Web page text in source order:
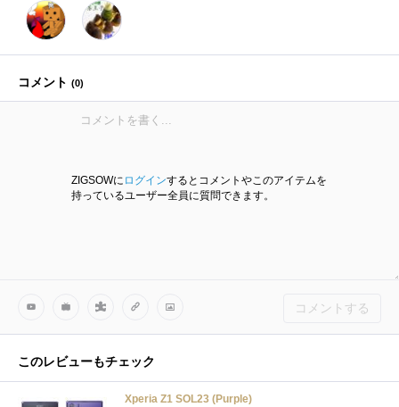
コメント (0)
ZIGSOWに ログインするとコメントやこのアイテムを
持っているユーザー全員に質問できます。
コメントする
このレビューもチェック
Xperia Z1 SOL23 (Purple)